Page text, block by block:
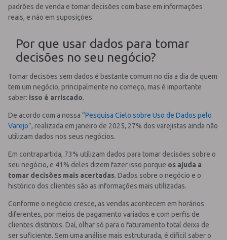
padrões de venda e tomar decisões com base em informações
reais, e não em suposições.
Por que usar dados para tomar
decisões no seu negócio?
Tomar decisões sem dados é bastante comum no dia a dia de quem
tem um negócio, principalmente no começo, mas é importante
saber: isso é arriscado.
De acordo com a nossa “Pesquisa Cielo sobre Uso de Dados pelo
Varejo”, realizada em janeiro de 2025, 27% dos varejistas ainda não
utilizam dados nos seus negócios.
Em contrapartida, 73% utilizam dados para tomar decisões sobre o
seu negócio, e 41% deles dizem fazer isso porque os ajuda a
tomar decisões mais acertadas. Dados sobre o negócio e o
histórico dos clientes são as informações mais utilizadas.
Conforme o negócio cresce, as vendas acontecem em horários
diferentes, por meios de pagamento variados e com perfis de
clientes distintos. Daí, olhar só para o faturamento total deixa de
ser suficiente. Sem uma análise mais estruturada, é difícil saber o